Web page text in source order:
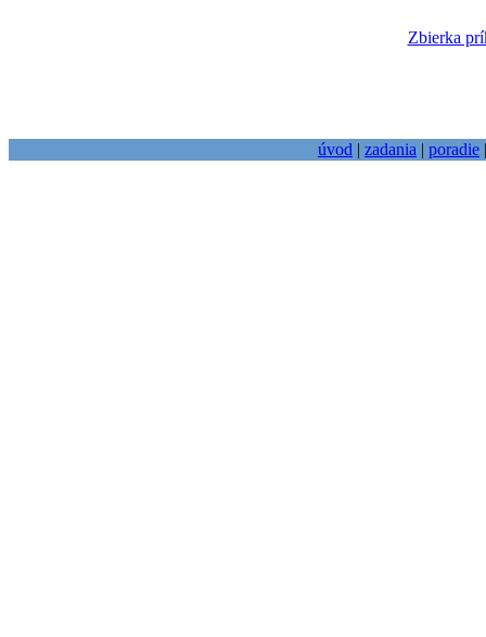
Zbierka
úvod | zadania | poradie